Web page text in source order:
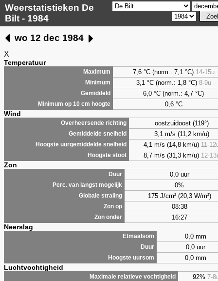
Weerstatistieken De
Bilt - 1984
wo 12 dec 1984
X
Temperatuur
Maximum 7,6 °C (norm.: 7,1 °C) 14-15u
Minimum 3,1 °C (norm.: 1,8 °C) 8-9u
Gemiddeld 6,0 °C (norm.: 4,7 °C)
Minimum op 10 cm hoogte 0,6 °C
Wind
Overheersende richting oostzuidoost (119°)
Gemiddelde snelheid 3,1 m/s (11,2 km/u)
Hoogste uurgemiddelde snelheid 4,1 m/s (14,8 km/u) 11-
Hoogste stoot 8,7 m/s (31,3 km/u) 12-
Zon
Duur 0,0 uur
Perc. van langst mogelijk 0%
Globale straling 175 J/cm² (20,3 W/m²)
Zon op 08:38
Zon onder 16:27
Neerslag
Etmaalsom 0,0 mm
Duur 0,0 uur
Hoogste uursom 0,0 mm
Luchtvochtigheid
Maximale relatieve vochtigheid 92% 7-